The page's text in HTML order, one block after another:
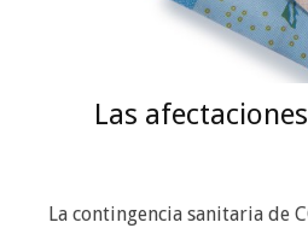
Las
La contingencia sanitaria de